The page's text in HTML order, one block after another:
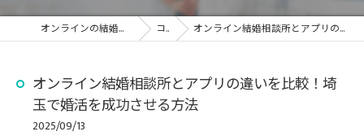
オンラインの結婚相談所なら結婚相談所ユノ コラム オンライン結婚相談所とアプリの違いを比較！埼玉で婚活を成功させる方法
オンライン結婚相談所とアプリの違いを比較！埼
玉で婚活を成功させる方法
2025/09/13